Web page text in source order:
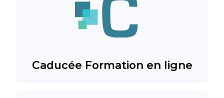
Caducée Formation en ligne